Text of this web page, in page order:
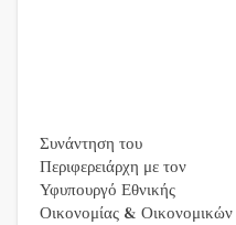
Συνάντηση του
Περιφερειάρχη με τον
Υφυπουργό Εθνικής
Οικονομίας & Οικονομικών